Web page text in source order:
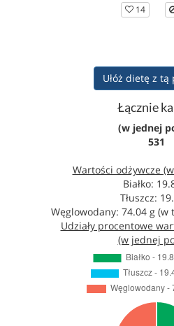
14
Ułóż dietę z tą
Łącznie
(w jednej
531
Wartości odżywcze
Białko:
Tłuszcz:
Węglowodany: 74.04 g (w
Udziały procentowe
(w jednej